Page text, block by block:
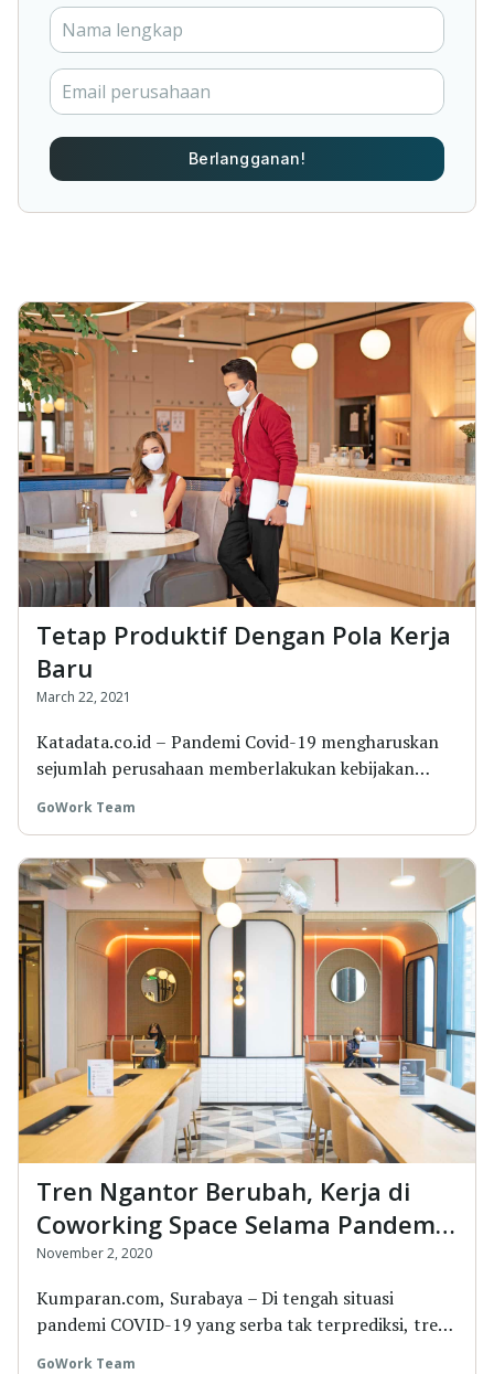
Berlangganan!
Tetap Produktif Dengan Pola Kerja
Baru
March 22, 2021
Katadata.co.id – Pandemi Covid-19 mengharuskan
sejumlah perusahaan memberlakukan kebijakan
GoWork Team
Tren Ngantor Berubah, Kerja di
Coworking Space Selama Pandemi
Lebih Disuka
November 2, 2020
Kumparan.com, Surabaya – Di tengah situasi
pandemi COVID-19 yang serba tak terprediksi, tren
GoWork Team